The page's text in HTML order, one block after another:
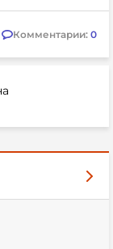
Комментарии: 0